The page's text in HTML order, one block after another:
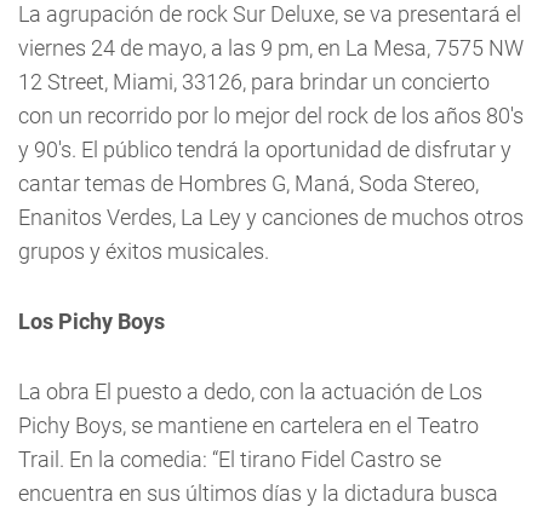
La agrupación de rock Sur Deluxe, se va presentará el
viernes 24 de mayo, a las 9 pm, en La Mesa, 7575 NW
12 Street, Miami, 33126, para brindar un concierto
con un recorrido por lo mejor del rock de los años 80's
y 90's. El público tendrá la oportunidad de disfrutar y
cantar temas de Hombres G, Maná, Soda Stereo,
Enanitos Verdes, La Ley y canciones de muchos otros
grupos y éxitos musicales.
Los Pichy Boys
La obra El puesto a dedo, con la actuación de Los
Pichy Boys, se mantiene en cartelera en el Teatro
Trail. En la comedia: “El tirano Fidel Castro se
encuentra en sus últimos días y la dictadura busca